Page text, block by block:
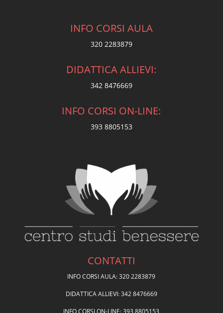
INFO CORSI AULA
320 2283879
DIDATTICA ALLIEVI:
342 8476669
INFO CORSI ON-LINE:
393 8805153
CONTATTI
INFO CORSI AULA: 320 2283879
DIDATTICA ALLIEVI: 342 8476669
INFO CORSI ON-LINE: 393 8805153